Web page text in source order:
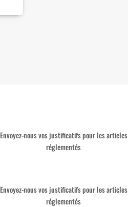
Envoyez-nous vos justificatifs pour les articles
réglementés
Envoyez-nous vos justificatifs pour les articles
réglementés